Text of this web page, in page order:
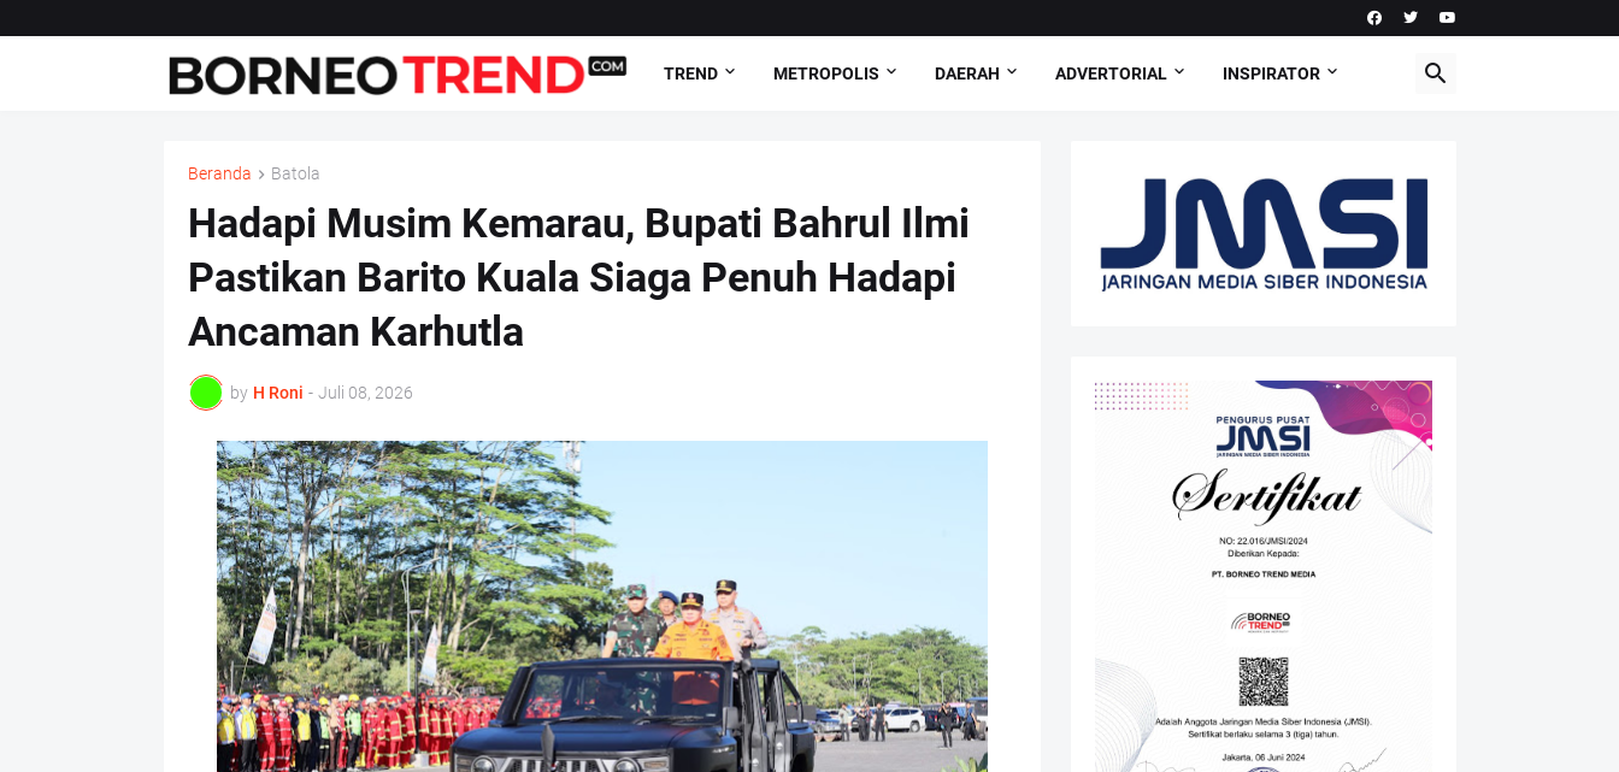
TREND METROPOLIS DAERAH ADVERTORIAL INSPIRATOR
Beranda Batola
Hadapi Musim Kemarau, Bupati Bahrul Ilmi
Pastikan Barito Kuala Siaga Penuh Hadapi
Ancaman Karhutla
by H Roni - Juli 08, 2026